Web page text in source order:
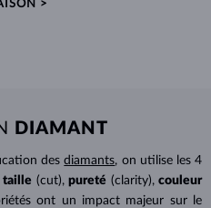
>
DIAMANT
desdiamants, on utilise les 4
taille (cut), pureté (clarity), couleur
ont un impact majeur sur le